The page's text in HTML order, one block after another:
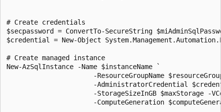
# Create credentials
$secpassword = ConvertTo-SecureString
$credential = New-Object
# Create managed instance
New-AzSqlInstance -Name $instanceName `
-ResourceGroupName $resourceGroupName
-AdministratorCredential
-StorageSizeInGB $maxStorage -VCore
-ComputeGeneration $computeGeneration